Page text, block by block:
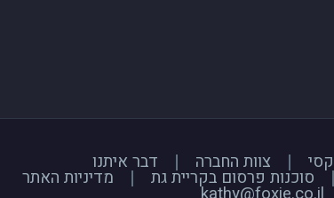
צוות החברה דבר איתנו
סוכנות פרסום בקריית גת מדיניות האתר